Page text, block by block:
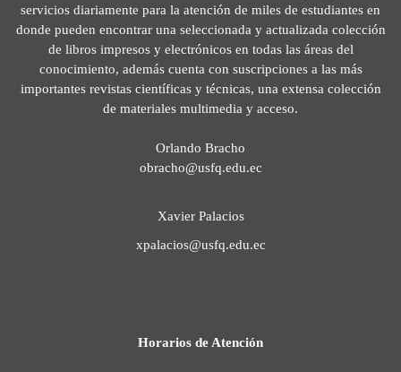
servicios diariamente para la atención de miles de estudiantes en
donde pueden encontrar una seleccionada y actualizada colección
de libros impresos y electrónicos en todas las áreas del
conocimiento, además cuenta con suscripciones a las más
importantes revistas científicas y técnicas, una extensa colección
de materiales multimedia y acceso.
Orlando Bracho
obracho@usfq.edu.ec
Xavier Palacios
xpalacios@usfq.edu.ec
Horarios de Atención